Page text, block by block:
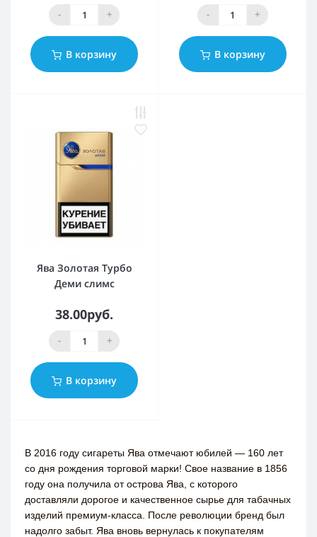
- +
В корзину
- +
В корзину
Ява Золотая Турбо
Деми слимс
38.00руб.
- +
В корзину
В 2016 году сигареты Ява отмечают юбилей — 160 лет
со дня рождения торговой марки! Свое название в 1856
году она получила от острова Ява, с которого
доставляли дорогое и качественное сырье для табачных
изделий премиум-класса. После революции бренд был
надолго забыт. Ява вновь вернулась к покупателям